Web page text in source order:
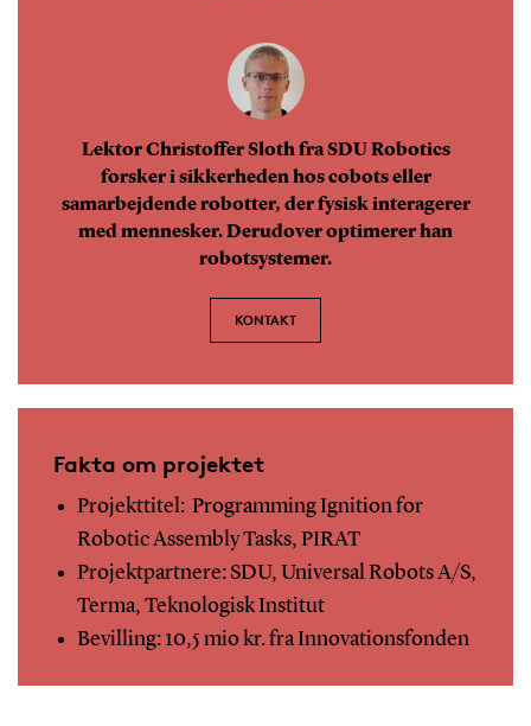
Lektor Christoffer Sloth fra SDU Robotics
forsker i sikkerheden hos cobots eller
samarbejdende robotter, der fysisk interagerer
med mennesker. Derudover optimerer han
robotsystemer.
KONTAKT
Fakta om projektet
Projekttitel: Programming Ignition for
Robotic Assembly Tasks, PIRAT
Projektpartnere: SDU, Universal Robots A/S,
Terma, Teknologisk Institut
Bevilling: 10,5 mio kr. fra Innovationsfonden